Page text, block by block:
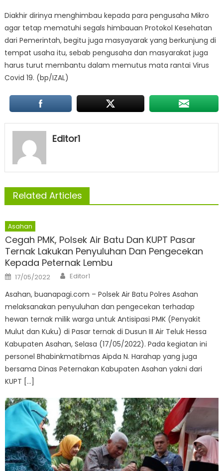
Diakhir dirinya menghimbau kepada para pengusaha Mikro
agar tetap mematuhi segals himbauan Protokol Kesehatan
dari Pemerintah, begitu juga masyayarak yang berkunjung di
tempat usaha itu, sebab pengusaha dan masyarakat juga
harus turut membantu dalam memutus mata rantai Virus
Covid 19. (bp/IZAL)
Editor1
Related Articles
Asahan
Cegah PMK, Polsek Air Batu Dan KUPT Pasar
Ternak Lakukan Penyuluhan Dan Pengecekan
Kepada Peternak Lembu
Posted
on
17/05/2022 Author
Editor1
Asahan, buanapagi.com – Polsek Air Batu Polres Asahan
melaksanakan penyuluhan dan pengecekan terhadap
hewan ternak milik warga untuk Antisipasi PMK (Penyakit
Mulut dan Kuku) di Pasar ternak di Dusun III Air Teluk Hessa
Kabupaten Asahan, Selasa (17/05/2022). Pada kegiatan ini
personel Bhabinkmatibmas Aipda N. Harahap yang juga
bersama Dinas Peternakan Kabupaten Asahan yakni dari
KUPT […]